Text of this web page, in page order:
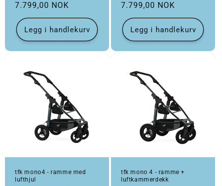
Vanlig pris
7.799,00 NOK
Legg i handlekurv
Vanlig pris
7.799,00 NOK
Legg i handlekurv
tfk mono4 - ramme med
lufthjul
tfk mono 4 - ramme +
luftkammerdekk